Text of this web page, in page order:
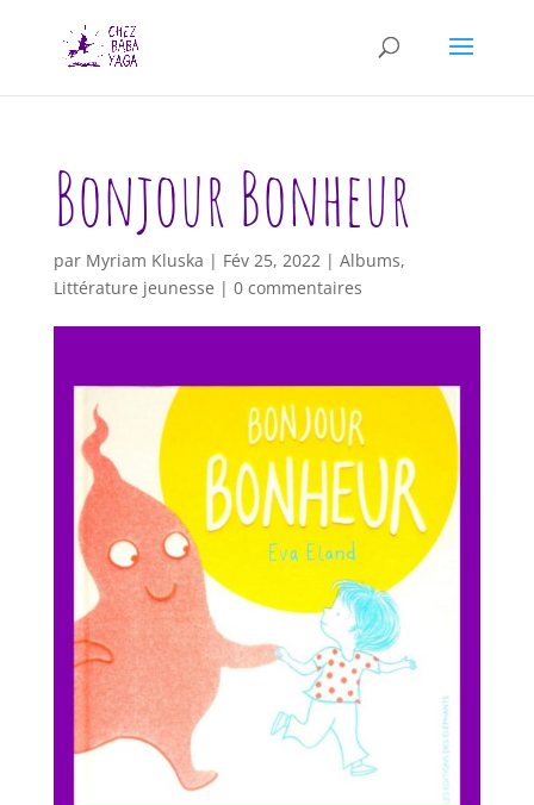
Bonjour Bonheur
par Myriam Kluska | Fév 25, 2022| Albums,
Littérature jeunesse | 0 commentaires